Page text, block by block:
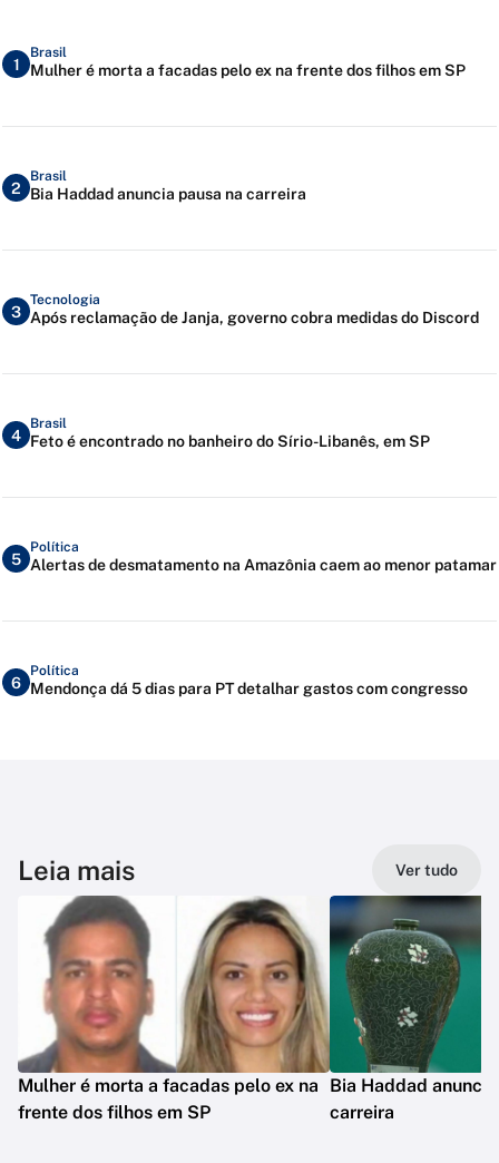
1
Brasil
Mulher é morta a facadas pelo ex na frente dos filhos em SP
2
Brasil
Bia Haddad anuncia pausa na carreira
3
Tecnologia
Após reclamação de Janja, governo cobra medidas do Discord
4
Brasil
Feto é encontrado no banheiro do Sírio-Libanês, em SP
5
Política
Alertas de desmatamento na Amazônia caem ao menor patamar
6
Política
Mendonça dá 5 dias para PT detalhar gastos com congresso
Leia mais Ver tudo
Mulher é morta a facadas pelo ex na
frente dos filhos em SP
Bia Haddad
carreira